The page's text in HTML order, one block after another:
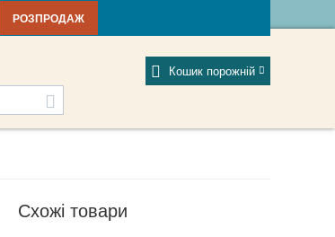
Фабрики
Кошик порожній
РОЗПРОДАЖ
Схожі товари